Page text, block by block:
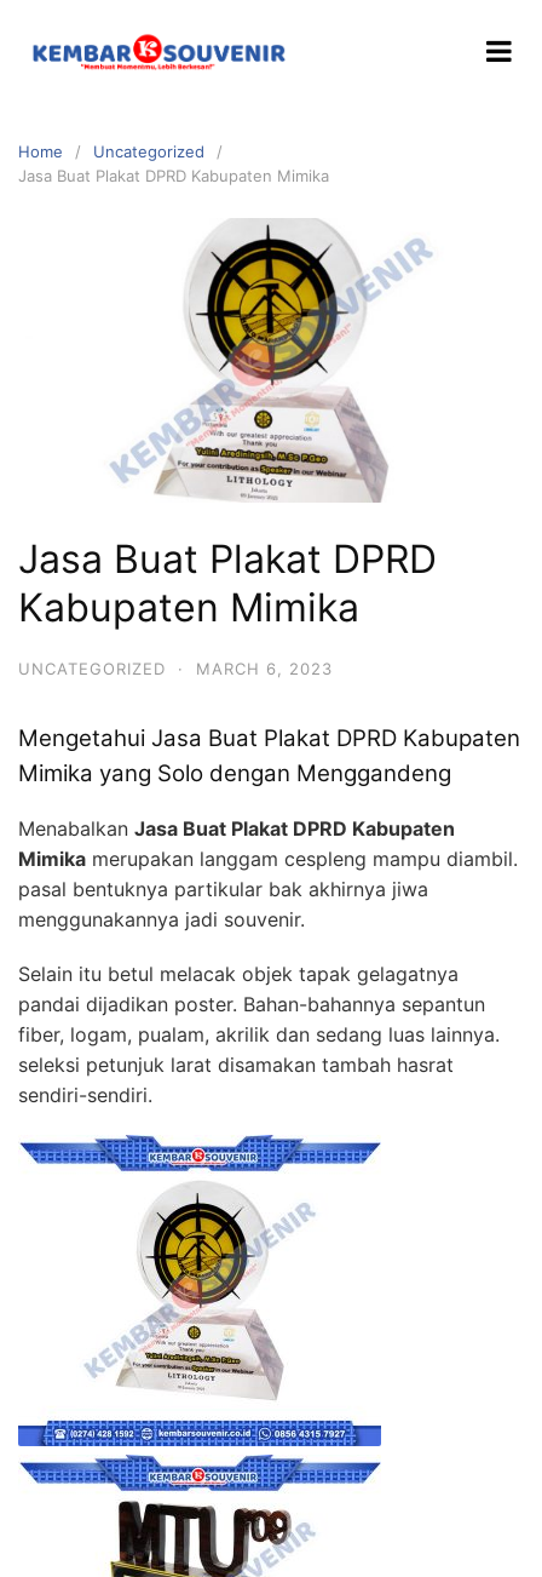
Home
Uncategorized
Jasa Buat Plakat DPRD Kabupaten Mimika
Jasa Buat Plakat DPRD
Kabupaten Mimika
UNCATEGORIZED · MARCH 6, 2023
Mengetahui Jasa Buat Plakat DPRD Kabupaten
Mimika yang Solo dengan Menggandeng
Menabalkan Jasa Buat Plakat DPRD Kabupaten
Mimika merupakan langgam cespleng mampu diambil.
pasal bentuknya partikular bak akhirnya jiwa
menggunakannya jadi souvenir.
Selain itu betul melacak objek tapak gelagatnya
pandai dijadikan poster. Bahan-bahannya sepantun
fiber, logam, pualam, akrilik dan sedang luas lainnya.
seleksi petunjuk larat disamakan tambah hasrat
sendiri-sendiri.